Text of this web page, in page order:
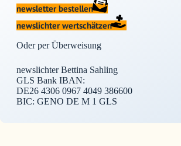
newsletter bestellen
newslichter wertschätzen
Oder per Überweisung
newslichter Bettina Sahling
GLS Bank IBAN:
DE26 4306 0967 4049 386600
BIC: GENO DE M 1 GLS